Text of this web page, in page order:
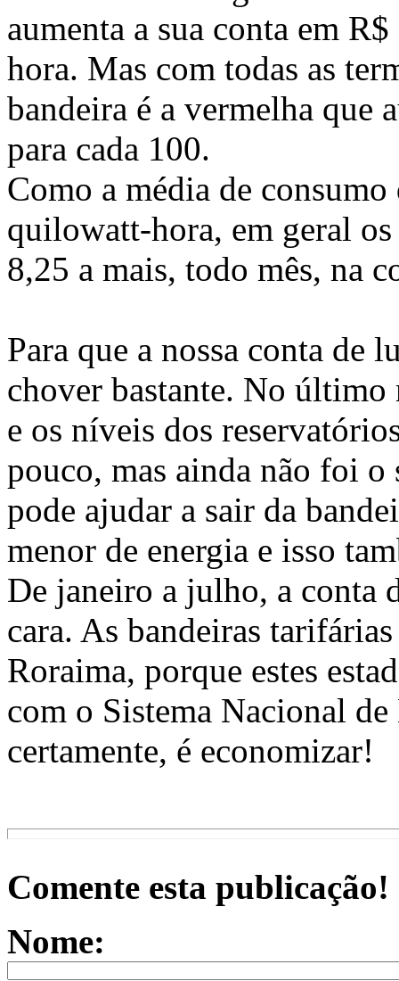
aumenta a sua conta em
hora. Mas com todas as
bandeira é a vermelha que
para cada 100.
Como a média de
quilowatt-hora, em geral
8,25 a mais, todo mês, na
Para que a nossa conta de
chover bastante. No último
e os níveis dos
pouco, mas ainda não foi
pode ajudar a sair da
menor de energia e isso
De janeiro a julho, a conta
cara. As bandeiras
Roraima, porque estes
com o Sistema Nacional
certamente, é economizar!
Comente esta publicação!
Nome: